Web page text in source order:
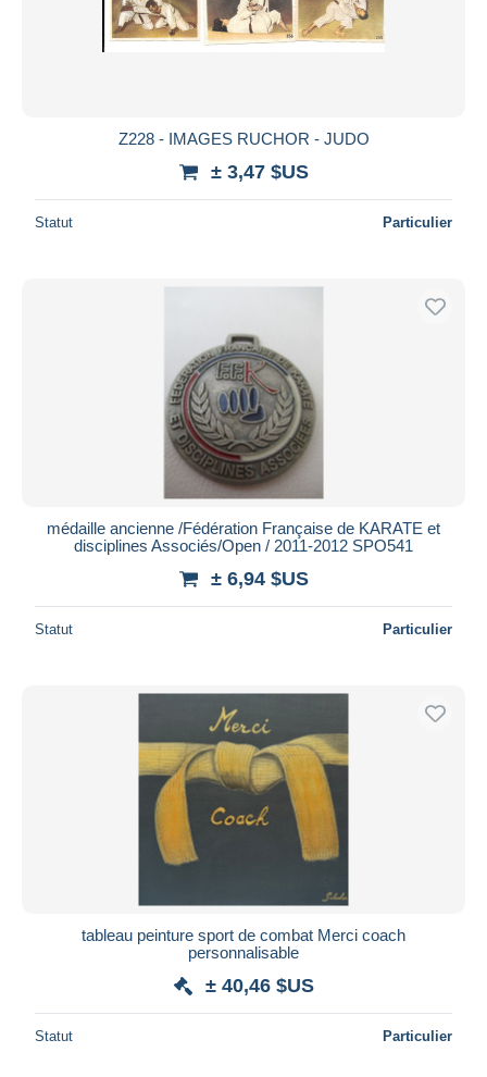
Z228 - IMAGES RUCHOR - JUDO
± 3,47 $US
Statut Particulier
médaille ancienne /Fédération Française de KARATE et
disciplines Associés/Open / 2011-2012 SPO541
± 6,94 $US
Statut Particulier
tableau peinture sport de combat Merci coach
personnalisable
± 40,46 $US
Statut Particulier